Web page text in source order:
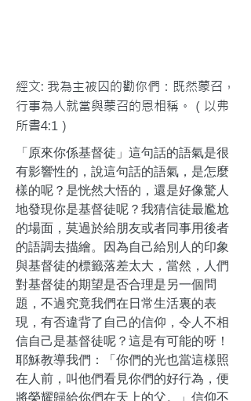
經文: 我為主被囚的勸你們：既然蒙召，
行事為人就當與蒙召的恩相稱。（以弗
所書4:1）
「原來你係基督徒」這句話的語氣是很
有影響性的，說這句話的語氣，是怎麼
樣的呢？是恍然大悟的，還是好像驚人
地發現你是基督徒呢？我猜信徒最尷尬
的場面，莫過於給朋友或者同事用後者
的語調去描繪。因為自己給別人的印象
與基督徒的標籤落差太大，當然，人們
對基督徒的期望是否合理是另一個問
題，不過究竟我們在日常生活裏的表
現，有否違背了自己的信仰，令人不相
信自己是基督徒呢？這是有可能的呀！
耶穌教導我們：「你們的光也當這樣照
在人前，叫他們看見你們的好行為，便
將榮耀歸給你們在天上的父。」信仰不